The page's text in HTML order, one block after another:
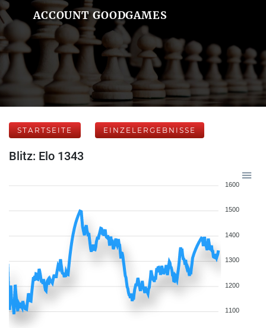
ACCOUNT GOODGAMES
STARTSEITE EINZELERGEBNISSE
Blitz: Elo 1343
1600
1500
1400
1300
1200
1100